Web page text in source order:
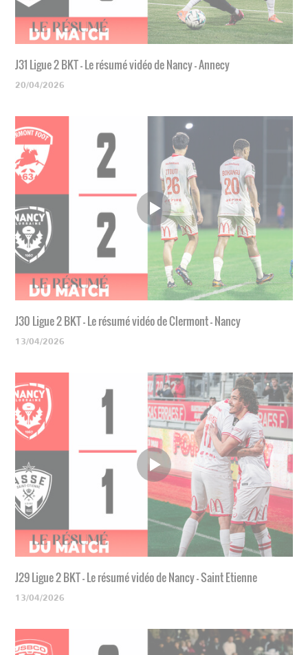
J31 Ligue 2 BKT - Le résumé vidéo de Nancy - Annecy
20/04/2026
J30 Ligue 2 BKT - Le résumé vidéo de Clermont - Nancy
13/04/2026
J29 Ligue 2 BKT - Le résumé vidéo de Nancy - Saint Etienne
13/04/2026